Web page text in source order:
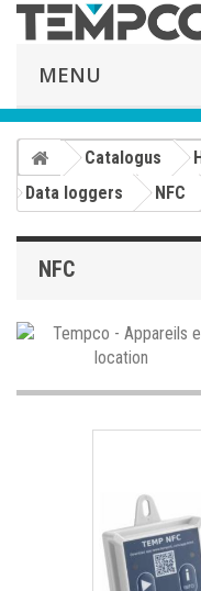
MENU
Catalogus
Data loggers
NFC
NFC